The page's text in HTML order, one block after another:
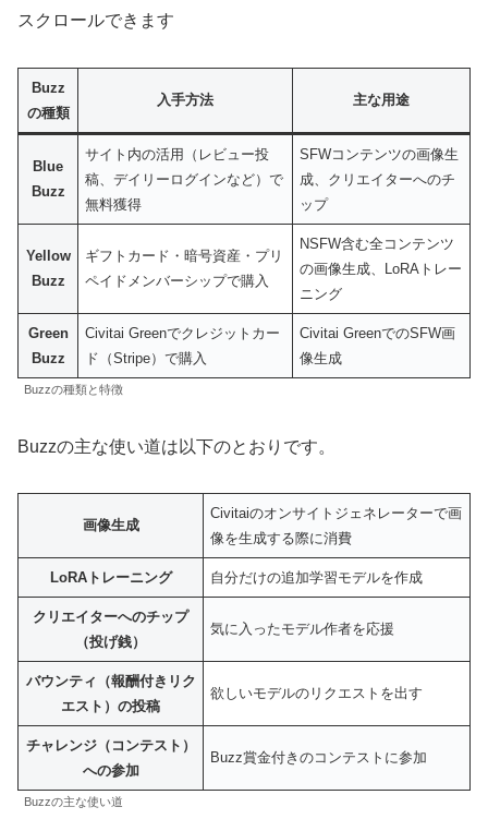
スクロールできます
Buzz
の種類
入手方法 主な用途
Blue
Buzz
サイト内の活用（レビュー投
稿、デイリーログインなど）で
無料獲得
SFWコンテンツの画像生
成、クリエイターへのチ
ップ
Yellow
Buzz
ギフトカード・暗号資産・プリ
ペイドメンバーシップで購入
NSFW含む全コンテンツ
の画像生成、LoRAトレー
ニング
Green
Buzz
Civitai Greenでクレジットカー
ド（Stripe）で購入
Civitai GreenでのSFW画
像生成
Buzzの種類と特徴
Buzzの主な使い道は以下のとおりです。
画像生成
Civitaiのオンサイトジェネレーターで画
像を生成する際に消費
LoRAトレーニング 自分だけの追加学習モデルを作成
クリエイターへのチップ
（投げ銭）
気に入ったモデル作者を応援
バウンティ（報酬付きリク
エスト）の投稿
欲しいモデルのリクエストを出す
チャレンジ（コンテスト）
への参加
Buzz賞金付きのコンテストに参加
Buzzの主な使い道